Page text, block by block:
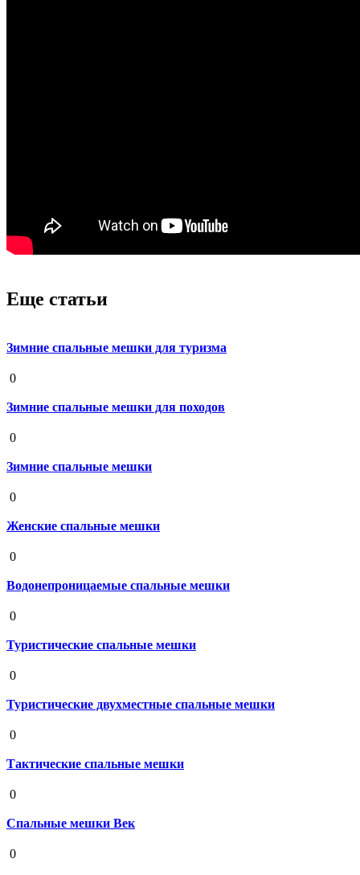
Еще статьи
Зимние спальные мешки для туризма
0
Зимние спальные мешки для походов
0
Зимние спальные мешки
0
Женские спальные мешки
0
Водонепроницаемые спальные мешки
0
Туристические спальные мешки
0
Туристические двухместные спальные мешки
0
Тактические спальные мешки
0
Спальные мешки Век
0